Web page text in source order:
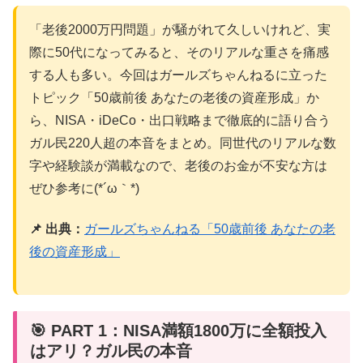
「老後2000万円問題」が騒がれて久しいけれど、実
際に50代になってみると、そのリアルな重さを痛感
する人も多い。今回はガールズちゃんねるに立った
トピック「50歳前後 あなたの老後の資産形成」か
ら、NISA・iDeCo・出口戦略まで徹底的に語り合う
ガル民220人超の本音をまとめ。同世代のリアルな数
字や経験談が満載なので、老後のお金が不安な方は
ぜひ参考に(*´ω｀*)
📌 出典： ガールズちゃんねる「50歳前後 あなたの老
後の資産形成」
🎯 PART 1：NISA満額1800万に全額投入
はアリ？ガル民の本音